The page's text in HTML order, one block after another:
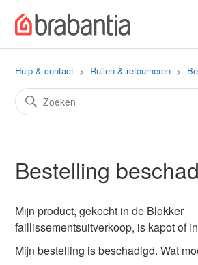
Hulp & contact Ruilen & retourneren
Bestelling
Mijn product, gekocht in de Blokker
faillissementsuitverkoop, is kapot of
Mijn bestelling is beschadigd. Wat